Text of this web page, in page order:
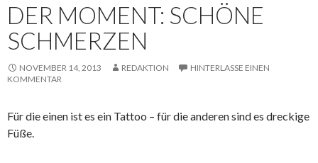
DER MOMENT: SCHÖNE
SCHMERZEN
NOVEMBER 14, 2013 REDAKTION
HINTERLASSE EINEN
KOMMENTAR
Für die einen ist es ein Tattoo – für die anderen sind es dreckige
Füße.